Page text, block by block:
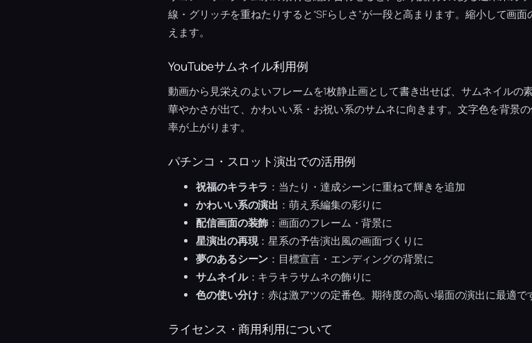
線・グリッチを重ねたりすると“SFらしさ”が一段と高まります。縮小して画
えます。
YouTubeサムネイル利用例
動画から見栄えのよいフレームを1枚静止画として書き出せば、サムネイルの
華やかさが出て、かわいい系・お祝い系のサムネに向きます。文字色を背景
率が上がります。
パチンコ・スロット演出での活用例
祝福のキラキラ ：当たり・達成シーンに重ねて輝きを追加
かわいい系の演出 ：萌え系編集の彩りに
配信画面の装飾 ：画面のフレーム・背景に
星演出の再現：星系の予告演出風の画面づくりに
夢のあるシーン ：目標宣言・エンディングの背景に
サムネイル：キラキラサムネの飾りに
色の使い分け：赤は激アツの定番色。期待度の高い場面の演出に最適で
ライセンス・商用利用について